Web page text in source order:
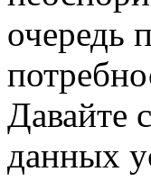
очередь
Давайте
данных